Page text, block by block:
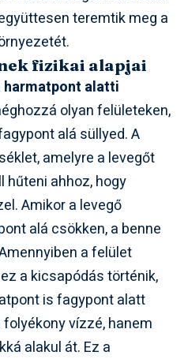
teremtik meg a
fizikai alapjai
harmatpont alatti
olyan felületeken,
alá süllyed. A
amelyre a levegőt
hűteni ahhoz, hogy
Amikor a levegő
alá csökken, a benne
a felület
a kicsapódás történik,
is fagypont alatt
vízzé, hanem
alakul át. Ez a